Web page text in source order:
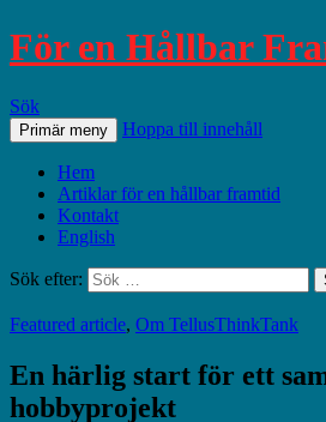
För en Hållbar
Sök
Primär meny Hoppa till innehåll
Hem
Artiklar för en hållbar framtid
Kontakt
English
Sök efter:
Featured article, Om TellusThinkTank
En härlig start för ett
hobbyprojekt